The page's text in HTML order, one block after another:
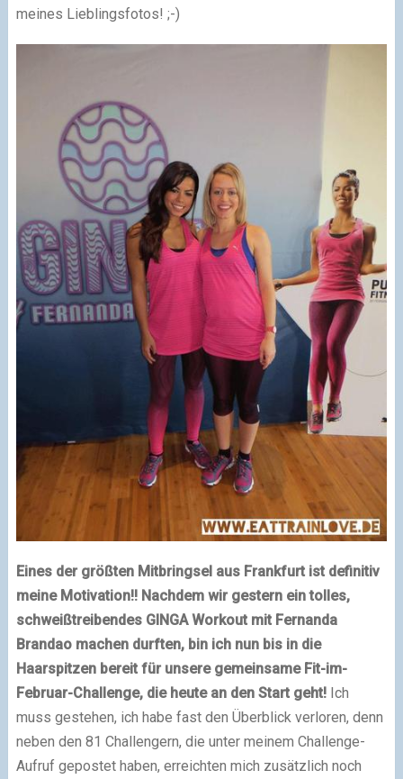
meines Lieblingsfotos! ;-)
Eines der größten Mitbringsel aus Frankfurt ist definitiv
meine Motivation!! Nachdem wir gestern ein tolles,
schweißtreibendes GINGA Workout mit Fernanda
Brandao machen durften, bin ich nun bis in die
Haarspitzen bereit für unsere gemeinsame Fit-im-
Februar-Challenge, die heute an den Start geht!Ich
muss gestehen, ich habe fast den Überblick verloren, denn
neben den 81 Challengern, die unter meinem Challenge-
Aufruf gepostet haben, erreichten mich zusätzlich noch